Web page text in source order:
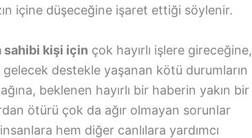
içine düşeceğine işaret ettiği söylenir.
sahibi kişi için çok hayırlı işlere gireceğine,
destekle yaşanan kötü durumların
beklenen hayırlı bir haberin yakın bir
ötürü çok da ağır olmayan sorunlar
hem diğer canlılara yardımcı